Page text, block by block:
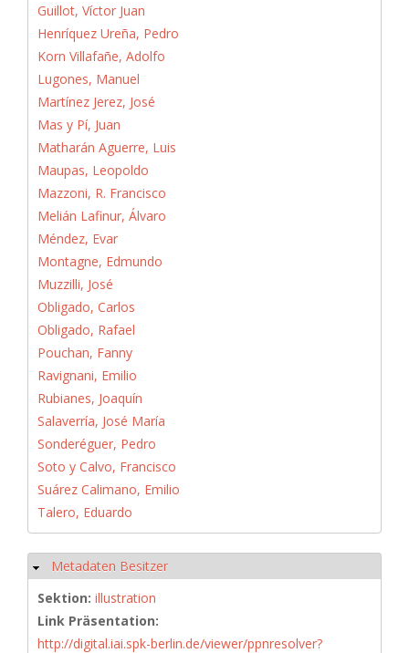
Guillot, Víctor Juan
Henríquez Ureña, Pedro
Korn Villafañe, Adolfo
Lugones, Manuel
Martínez Jerez, José
Mas y Pí, Juan
Matharán Aguerre, Luis
Maupas, Leopoldo
Mazzoni, R. Francisco
Melián Lafinur, Álvaro
Méndez, Evar
Montagne, Edmundo
Muzzilli, José
Obligado, Carlos
Obligado, Rafael
Pouchan, Fanny
Ravignani, Emilio
Rubianes, Joaquín
Salaverría, José María
Sonderéguer, Pedro
Soto y Calvo, Francisco
Suárez Calimano, Emilio
Talero, Eduardo
Hide
Metadaten Besitzer
Sektion: illustration
Link Präsentation:
http://digital.iai.spk-berlin.de/viewer/ppnresolver?